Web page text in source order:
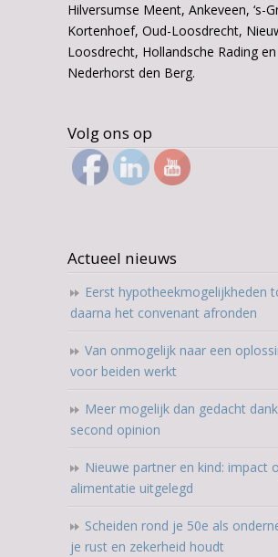
Hilversumse Meent, Ankeveen, ‘s-
Kortenhoef, Oud-Loosdrecht,
Loosdrecht, Hollandsche Rading en
Nederhorst den Berg.
Volg ons op
Actueel nieuws
Eerst hypotheekmogelijkheden
daarna het convenant afronden
Van onmogelijk naar een
voor beiden werkt
Meer mogelijk dan gedacht
second opinion
Nieuwe partner en kind: impact
alimentatie uitgelegd
Scheiden rond je 50e als
je rust en zekerheid houdt